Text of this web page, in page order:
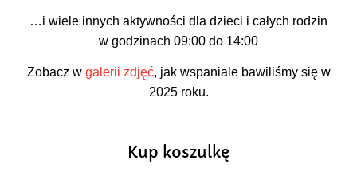
…i wiele innych aktywności dla dzieci i całych rodzin
w godzinach 09:00 do 14:00
Zobacz w galerii zdjęć, jak wspaniale bawiliśmy się w
2025 roku.
Kup koszulkę